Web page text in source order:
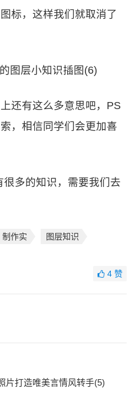
标，这样我们就取消了
还有这么多意思吧，PS
，相信同学们会更加喜
多的知识，需要我们去
制作实
图层知识
4赞
片打造唯美言情风转手(5)